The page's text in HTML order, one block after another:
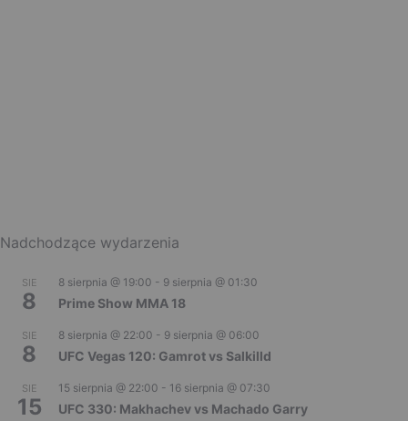
Nadchodzące wydarzenia
SIE
8
8 sierpnia @ 19:00 - 9 sierpnia @ 01:30
Prime Show MMA 18
SIE
8
8 sierpnia @ 22:00 - 9 sierpnia @ 06:00
UFC Vegas 120: Gamrot vs Salkilld
SIE
15
15 sierpnia @ 22:00 - 16 sierpnia @ 07:30
UFC 330: Makhachev vs Machado Garry